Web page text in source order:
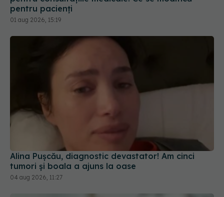
01 aug 2026, 15:19
Alina Pușcău, diagnostic devastator! Am cinci
tumori și boala a ajuns la oase
04 aug 2026, 11:27